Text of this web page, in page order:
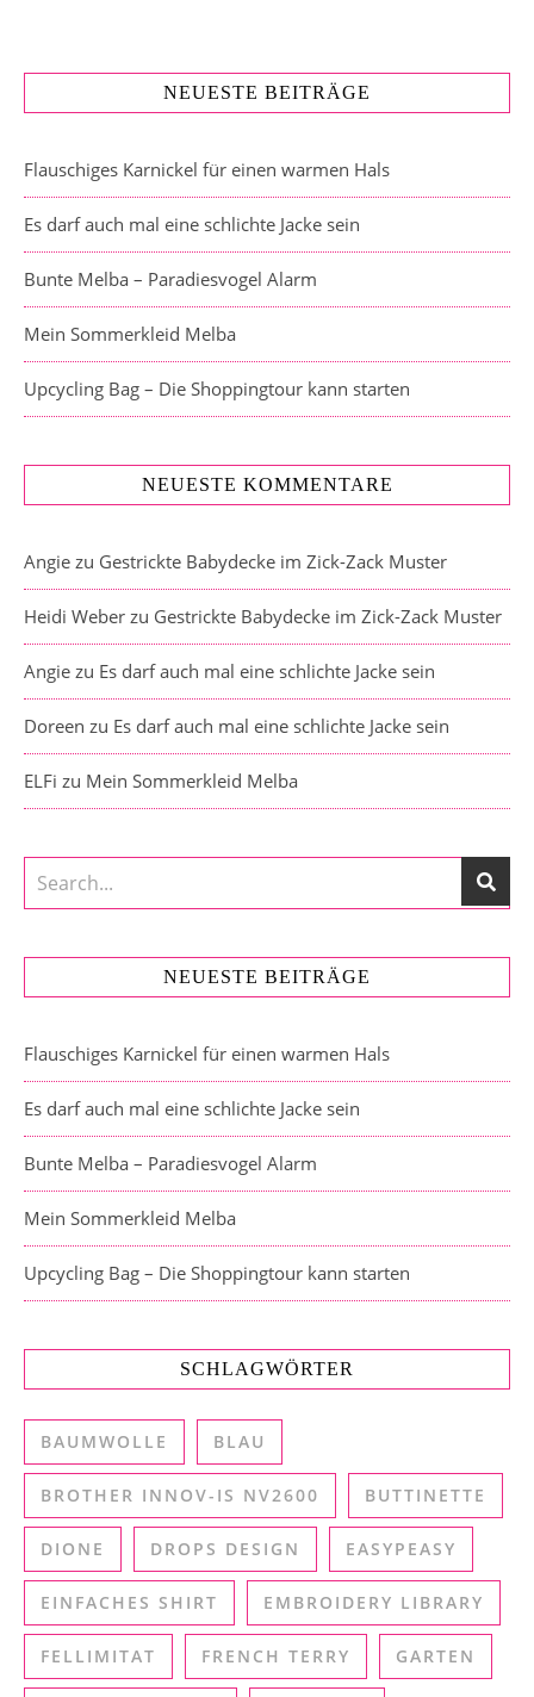
NEUESTE BEITRÄGE
Flauschiges Karnickel für einen warmen Hals
Es darf auch mal eine schlichte Jacke sein
Bunte Melba – Paradiesvogel Alarm
Mein Sommerkleid Melba
Upcycling Bag – Die Shoppingtour kann starten
NEUESTE KOMMENTARE
Angie zu Gestrickte Babydecke im Zick-Zack Muster
Heidi Weber zu Gestrickte Babydecke im Zick-Zack Muster
Angie zu Es darf auch mal eine schlichte Jacke sein
Doreen zu Es darf auch mal eine schlichte Jacke sein
ELFi zu Mein Sommerkleid Melba
NEUESTE BEITRÄGE
Flauschiges Karnickel für einen warmen Hals
Es darf auch mal eine schlichte Jacke sein
Bunte Melba – Paradiesvogel Alarm
Mein Sommerkleid Melba
Upcycling Bag – Die Shoppingtour kann starten
SCHLAGWÖRTER
BAUMWOLLE BLAU
BROTHER INNOV-IS NV2600 BUTTINETTE
DIONE DROPS DESIGN EASYPEASY
EINFACHES SHIRT EMBROIDERY LIBRARY
FELLIMITAT FRENCH TERRY GARTEN